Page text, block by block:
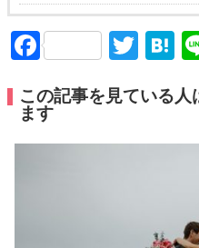
Facebook
この記事を見ている
ます